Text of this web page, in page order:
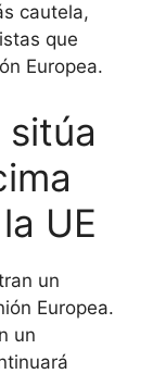
cautela,
que
Europea.
sitúa
UE
un
Europea.
un